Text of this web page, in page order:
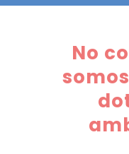
No